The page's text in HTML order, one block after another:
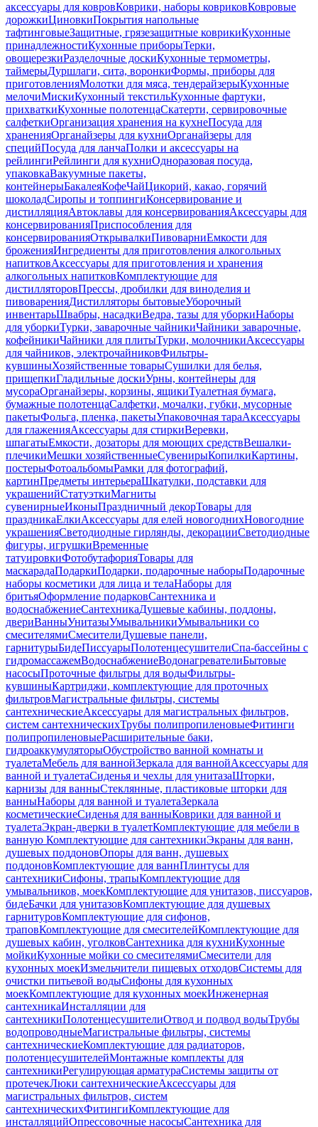
аксессуары для ковровКоврики, наборы ковриковКовровые
дорожкиЦиновкиПокрытия напольные
тафтинговыеЗащитные, грязезащитные коврикиКухонные
принадлежностиКухонные приборыТерки,
овощерезкиРазделочные доскиКухонные термометры,
таймерыДуршлаги, сита, воронкиФормы, приборы для
приготовленияМолотки для мяса, тендерайзерыКухонные
мелочиМискиКухонный текстильКухонные фартуки,
прихваткиКухонные полотенцаСкатерти, сервировочные
салфеткиОрганизация хранения на кухнеПосуда для
храненияОрганайзеры для кухниОрганайзеры для
специйПосуда для ланчаПолки и аксессуары на
рейлингиРейлинги для кухниОдноразовая посуда,
упаковкаВакуумные пакеты,
контейнерыБакалеяКофеЧайЦикорий, какао, горячий
шоколадСиропы и топпингиКонсервирование и
дистилляцияАвтоклавы для консервированияАксессуары для
консервированияПриспособления для
консервированияОткрывалкиПивоварниЕмкости для
броженияИнгредиенты для приготовления алкогольных
напитковАксессуары для приготовления и хранения
алкогольных напитковКомплектующие для
дистилляторовПрессы, дробилки для виноделия и
пивоваренияДистилляторы бытовыеУборочный
инвентарьШвабры, насадкиВедра, тазы для уборкиНаборы
для уборкиТурки, заварочные чайникиЧайники заварочные,
кофейникиЧайники для плитыТурки, молочникиАксессуары
для чайников, электрочайниковФильтры-
кувшиныХозяйственные товарыСушилки для белья,
прищепкиГладильные доскиУрны, контейнеры для
мусораОрганайзеры, корзины, ящикиТуалетная бумага,
бумажные полотенцаСалфетки, мочалки, губки, мусорные
пакетыФольга, пленка, пакетыУпаковочная тараАксессуары
для глаженияАксессуары для стиркиВеревки,
шпагатыЕмкости, дозаторы для моющих средствВешалки-
плечикиМешки хозяйственныеСувенирыКопилкиКартины,
постерыФотоальбомыРамки для фотографий,
картинПредметы интерьераШкатулки, подставки для
украшенийСтатуэткиМагниты
сувенирныеИконыПраздничный декорТовары для
праздникаЕлкиАксессуары для елей новогоднихНовогодние
украшенияСветодиодные гирлянды, декорацииСветодиодные
фигуры, игрушкиВременные
татуировкиФотобутафорияТовары для
маскарадаПодаркиПодарки, подарочные наборыПодарочные
наборы косметики для лица и телаНаборы для
бритьяОформление подарковСантехника и
водоснабжениеСантехникаДушевые кабины, поддоны,
двериВанныУнитазыУмывальникиУмывальники со
смесителямиСмесителиДушевые панели,
гарнитурыБидеПиссуарыПолотенцесушителиСпа-бассейны с
гидромассажемВодоснабжениеВодонагревателиБытовые
насосыПроточные фильтры для водыФильтры-
кувшиныКартриджи, комплектующие для проточных
фильтровМагистральные фильтры, системы
сантехническиеАксессуары для магистральных фильтров,
систем сантехническихТрубы полипропиленовыеФитинги
полипропиленовыеРасширительные баки,
гидроаккумуляторыОбустройство ванной комнаты и
туалетаМебель для ваннойЗеркала для ваннойАксессуары для
ванной и туалетаСиденья и чехлы для унитазаШторки,
карнизы для ванныСтеклянные, пластиковые шторки для
ванныНаборы для ванной и туалетаЗеркала
косметическиеСиденья для ванныКоврики для ванной и
туалетаЭкран-дверки в туалетКомплектующие для мебели в
ванную Комплектующие для сантехникиЭкраны для ванн,
душевых поддоновОпоры для ванн, душевых
поддоновКомплектующие для ваннПлинтусы для
сантехникиСифоны, трапыКомплектующие для
умывальников, моекКомплектующие для унитазов, писсуаров,
бидеБачки для унитазовКомплектующие для душевых
гарнитуровКомплектующие для сифонов,
траповКомплектующие для смесителейКомплектующие для
душевых кабин, уголковСантехника для кухниКухонные
мойкиКухонные мойки со смесителямиСмесители для
кухонных моекИзмельчители пищевых отходовСистемы для
очистки питьевой водыСифоны для кухонных
моекКомплектующие для кухонных моекИнженерная
сантехникаИнсталляции для
сантехникиПолотенцесушителиОтвод и подвод водыТрубы
водопроводныеМагистральные фильтры, системы
сантехническиеКомплектующие для радиаторов,
полотенцесушителейМонтажные комплекты для
сантехникиРегулирующая арматураСистемы защиты от
протечекЛюки сантехническиеАксессуары для
магистральных фильтров, систем
сантехническихФитингиКомплектующие для
инсталляцийОпрессовочные насосыСантехника для